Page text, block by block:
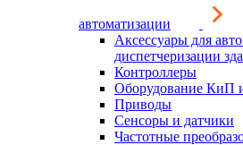
автоматизации
Аксессуары для
диспетчеризации
Контроллеры
Оборудование КиП
Приводы
Сенсоры и датчики
Частотные